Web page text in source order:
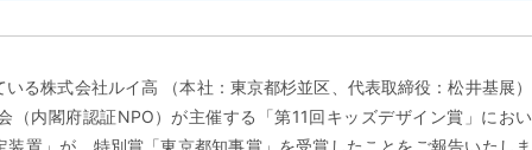
る株式会社ルイ高 （本社：東京都杉並区、代表取締役：松井基展）
（内閣府認証NPO）が主催する「第11回キッズデザイン賞」におい
置」が、特別賞「東京都知事賞」を受賞したことをご報告いたしま